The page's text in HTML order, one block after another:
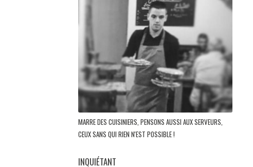
MARRE DES CUISINIERS, PENSONS AUSSI AUX SERVEURS,
CEUX SANS QUI RIEN N'EST POSSIBLE !
INQUIÉTANT